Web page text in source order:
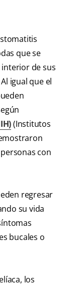
que se
de sus
igual que el
(Institutos
con
regresar
su vida
bucales o
los